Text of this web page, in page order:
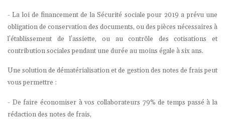
- La loi de financement de la Sécurité sociale pour 2019 a prévu une
obligation de conservation des documents, ou des pièces nécessaires à
l’établissement de l’assiette, ou au contrôle des cotisations et
contribution sociales pendant une durée au moins égale à six ans.
Une solution de dématérialisation et de gestion des notes de frais peut
vous permettre :
- De faire économiser à vos collaborateurs 79% de temps passé à la
rédaction des notes de frais,